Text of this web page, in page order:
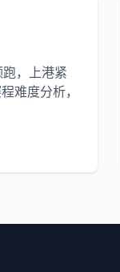
，上港紧
难度分析，